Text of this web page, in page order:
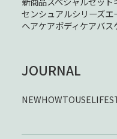
センシュアルシリーズエ
ヘアケアボディケアバス
JOURNAL
NEWHOWTOUSE